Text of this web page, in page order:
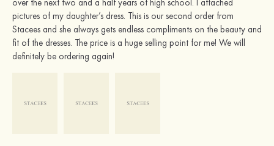
pictures of my daughter’s dress. This is our second order from
Stacees and she always gets endless compliments on the beauty and
fit of the dresses. The price is a huge selling point for me! We will
definitely be ordering again!